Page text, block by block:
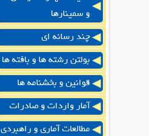
و سمینارها
چند رسانه ای
بولتن رشته ها و بافته ها
قوانین و بخشنامه ها
آمار واردات و صادرات
مطالعات آماری و راهبردی